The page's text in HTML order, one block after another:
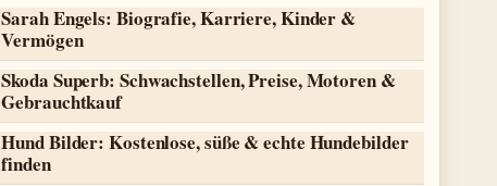
Sarah Engels: Biografie, Karriere, Kinder &
Vermögen
Skoda Superb: Schwachstellen, Preise, Motoren &
Gebrauchtkauf
Hund Bilder: Kostenlose, süße & echte Hundebilder
finden